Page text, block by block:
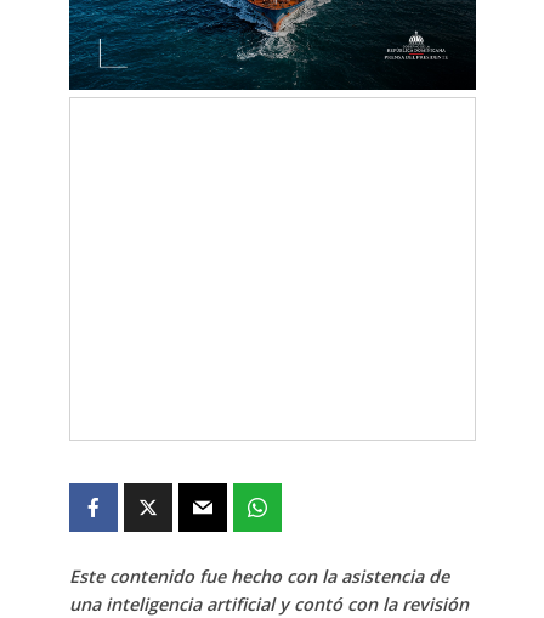
Este contenido fue hecho con la asistencia de
una inteligencia artificial y contó con la revisión